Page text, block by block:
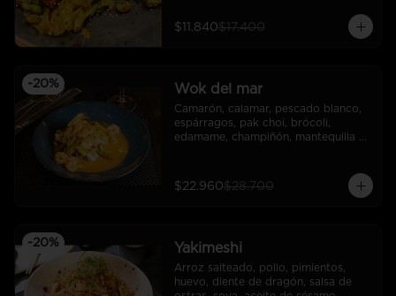
$11.840$17.400
-20% Wok del mar
Camarón, calamar, pescado blanco,
espárragos, pak choi, brócoli,
edamame, champiñón, mantequilla
$22.960$28.700
-20% Yakimeshi
Arroz salteado, pollo, pimientos,
huevo, diente de dragón, salsa de